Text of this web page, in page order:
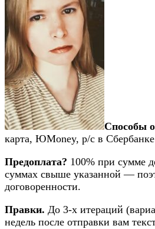
Способы
карта, ЮMoney, р/с в
Предоплата? 100% при сумме
суммах свыше указанной —
договоренности.
Правки. До 3-х итераций
недель после отправки вам